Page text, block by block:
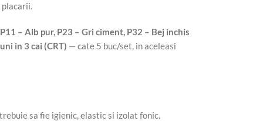
placarii.
P11 – Alb pur, P23 – Gri ciment, P32 – Bej inchis
in 3 cai (CRT) — cate 5 buc/set, in aceleasi
sa fie igienic, elastic si izolat fonic.